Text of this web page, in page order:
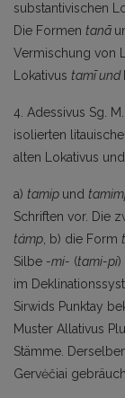
substantivischen
Die Formen tanā
Vermischung von
Lokativus tamī und
4. Adessivus Sg.
isolierten
alten Lokativus
a) tamip und
Schriften vor. Die
támp, b) die Form
Silbe -mi- (tami-pi)
im
Sirwids Punktay
Mus­ter Allativus
Stämme.
Gervėčiai